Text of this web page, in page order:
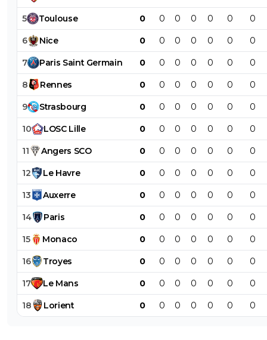
5 Toulouse 0 0 0 0 0 0 0
6 Nice 0 0 0 0 0 0 0
7 Paris Saint Germain 0 0 0 0 0 0 0
8 Rennes 0 0 0 0 0 0 0
9 Strasbourg 0 0 0 0 0 0 0
10 LOSC Lille 0 0 0 0 0 0 0
11 Angers SCO 0 0 0 0 0 0 0
12 Le Havre 0 0 0 0 0 0 0
13 Auxerre 0 0 0 0 0 0 0
14 Paris 0 0 0 0 0 0 0
15 Monaco 0 0 0 0 0 0 0
16 Troyes 0 0 0 0 0 0 0
17 Le Mans 0 0 0 0 0 0 0
18 Lorient 0 0 0 0 0 0 0